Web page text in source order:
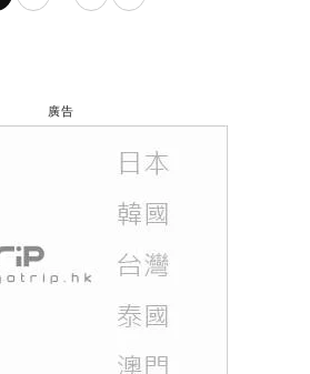
廣告